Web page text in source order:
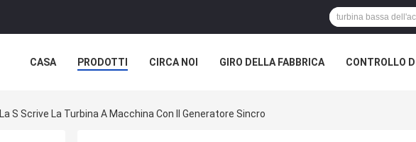
CASA PRODOTTI CIRCA NOI GIRO DELLA FABBRICA CONTROLLO
La S Scrive La Turbina A Macchina Con Il Generatore Sincro